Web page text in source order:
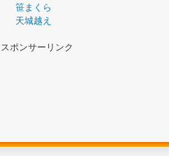
笹まくら
天城越え
スポンサーリンク